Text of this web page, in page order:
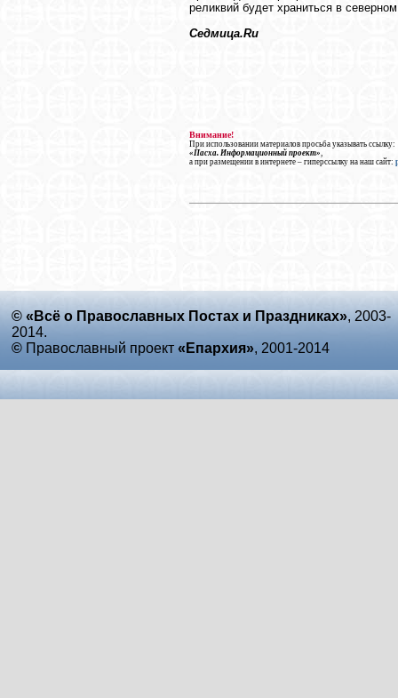
реликвий будет храниться в
Седмица.Ru
Внимание!
При использовании материалов просьба указывать ссылку:
«Пасха. Информационный проект»
а при размещении в интернете – гиперссылку на наш сайт:
© «Всё о Православных Постах и Праздниках», 2003-
2014.
© Православный проект «Епархия», 2001-2014